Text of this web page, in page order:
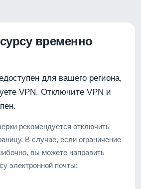
временно
для вашего региона,
VPN. Отключите VPN и
рекомендуется отключить
В случае, если ограничение
вы можете направить
электронной почты: